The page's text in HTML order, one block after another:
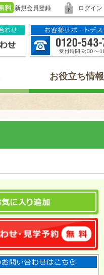
新規会員登録 ログイン
お役立ち情報